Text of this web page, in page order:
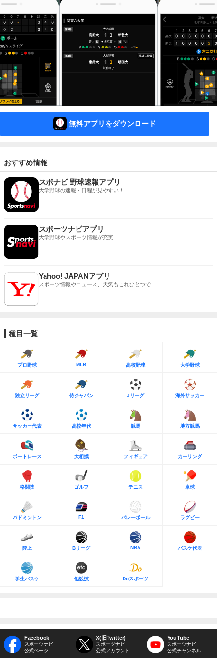
無料アプリをダウンロード
おすすめ情報
スポナビ 野球速報アプリ
大学野球の速報・日程が見やすい！
スポーツナビアプリ
大学野球やスポーツ情報が充実
Yahoo! JAPANアプリ
スポーツ情報やニュース、天気もこれひとつで
種目一覧
プロ野球 MLB 高校野球 大学野球
独立リーグ 侍ジャパン Jリーグ 海外サッカー
サッカー代表 高校年代 競馬 地方競馬
ボートレース 大相撲 フィギュア カーリング
格闘技 ゴルフ テニス 卓球
バドミントン F1 バレーボール ラグビー
陸上 Bリーグ NBA バスケ代表
学生バスケ 他競技 Doスポーツ
Facebook
スポーツナビ
公式ページ
X(旧Twitter)
スポーツナビ
公式アカウント
YouTube
スポーツナビ
公式チャンネル